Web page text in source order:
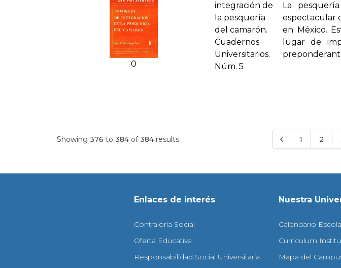
0
integración de
la pesquerí­a
del camarón.
Cuadernos
Universitarios.
Núm. 5
La
espectacular
en México.
lugar de
Showing 376 to 384 of384 results 1 2
Enlaces de interés
Contraloría Social
Oferta Educativa
Responsabilidad Social Universitaria
Nuestra
Calendario
Curriculum
Mapa del